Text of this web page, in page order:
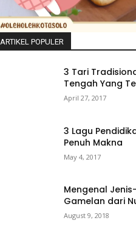
ARTIKEL POPULER
3 Tari
Tengah Yang
April 27, 2017
3 Lagu
Penuh Makna
May 4, 2017
Mengenal
Gamelan dari
August 9, 2018